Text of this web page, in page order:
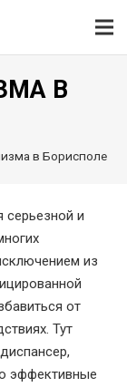
В
в Борисполе
серьезной и
из
от
Тут
эффективные